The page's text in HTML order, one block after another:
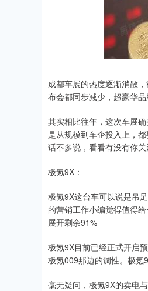
成都车展的热度逐渐消散
布会都同步减少，超豪华品
其实相比往年，这次车展
是从规模到车企投入上，
话不多说，看看有没有你关
极氪9X：
极氪9X这台车可以说是吊
的营销工作小编觉得值得
展开剩余91%
极氪9X目前已经正式开启
极氪009那边的调性。极氪
毫无疑问，极氪9X的卖电